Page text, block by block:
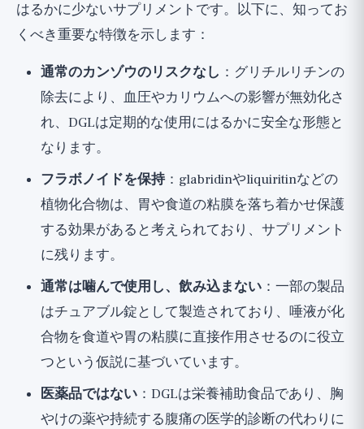
はるかに少ないサプリメントです。以下に、知ってお
くべき重要な特徴を示します：
通常のカンゾウのリスクなし ：グリチルリチンの
除去により、血圧やカリウムへの影響が無効化さ
れ、DGLは定期的な使用にはるかに安全な形態と
なります。
フラボノイドを保持：glabridinやliquiritinなどの
植物化合物は、胃や食道の粘膜を落ち着かせ保護
する効果があると考えられており、サプリメント
に残ります。
通常は噛んで使用し、飲み込まない ：一部の製品
はチュアブル錠として製造されており、唾液が化
合物を食道や胃の粘膜に直接作用させるのに役立
つという仮説に基づいています。
医薬品ではない ：DGLは栄養補助食品であり、胸
やけの薬や持続する腹痛の医学的診断の代わりに